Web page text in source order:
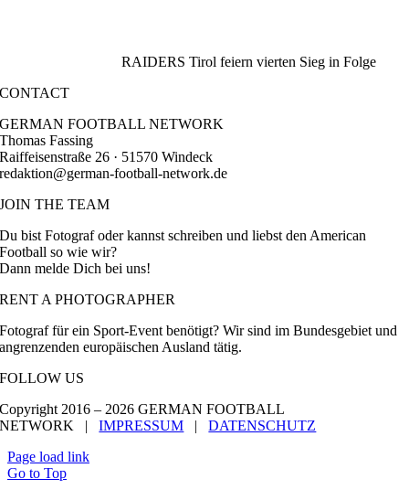
RAIDERS Tirol feiern vierten Sieg in Folge
CONTACT
GERMAN FOOTBALL NETWORK
Thomas Fassing
Raiffeisenstraße 26 · 51570 Windeck
redaktion@german-football-network.de
JOIN THE TEAM
Du bist Fotograf oder kannst schreiben und liebst den American
Football so wie wir?
Dann melde Dich bei uns!
RENT A PHOTOGRAPHER
Fotograf für ein Sport-Event benötigt? Wir sind im Bundesgebiet und
angrenzenden europäischen Ausland tätig.
FOLLOW US
Copyright 2016 – 2026 GERMAN FOOTBALL
NETWORK |IMPRESSUM |DATENSCHUTZ
Page load link
Go to Top